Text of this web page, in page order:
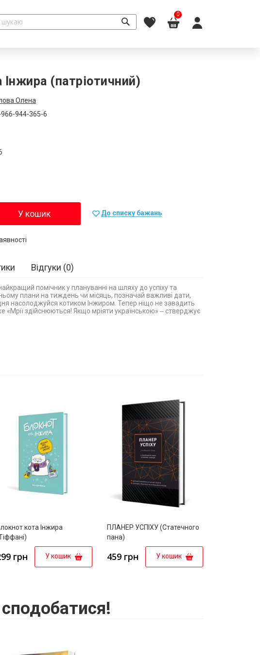
0
Інжира (патріотичний)
Олена
944-365-6
У кошик До списку бажань
помічник у плануванні на шляху до успіху та
ньому плани на тиждень чи місяць, позначай важливі дати,
насолоджуйся котиком Інжиром. Тепер ніщо не завадить
«Мрії здійснюються! Якщо мріяти українською» ‒ стверджує
Відгуки 0
кота Інжира
грн У кошик
ПЛАНЕР УСПІХУ (Статечного
пана)
459 грн У кошик